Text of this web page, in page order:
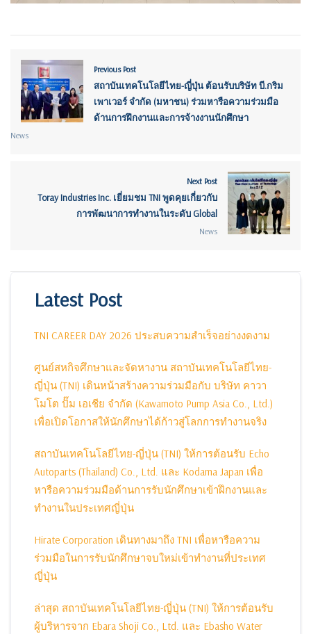
Previous Post
สถาบันเทคโนโลยีไทย-ญี่ปุ่น ต้อนรับบริษัท บี.กริม
เพาเวอร์ จำกัด (มหาชน) ร่วมหารือความร่วมมือ
ด้านการฝึกงานและการจ้างงานนักศึกษา
News
Next Post
Toray Industries Inc. เยี่ยมชม TNI พูดคุยเกี่ยวกับ
การพัฒนาการทำงานในระดับ Global
News
Latest Post
TNI CAREER DAY 2026 ประสบความสำเร็จอย่างงดงาม
ศูนย์สหกิจศึกษาและจัดหางาน สถาบันเทคโนโลยีไทย-
ญี่ปุ่น (TNI) เดินหน้าสร้างความร่วมมือกับ บริษัท คาวา
โมโต ปั๊ม เอเชีย จำกัด (Kawamoto Pump Asia Co., Ltd.)
เพื่อเปิดโอกาสให้นักศึกษาได้ก้าวสู่โลกการทำงานจริง
สถาบันเทคโนโลยีไทย-ญี่ปุ่น (TNI) ให้การต้อนรับ Echo
Autoparts (Thailand) Co., Ltd. และ Kodama Japan เพื่อ
หารือความร่วมมือด้านการรับนักศึกษาเข้าฝึกงานและ
ทำงานในประเทศญี่ปุ่น
Hirate Corporation เดินทางมาถึง TNI เพื่อหารือความ
ร่วมมือในการรับนักศึกษาจบใหม่เข้าทำงานที่ประเทศ
ญี่ปุ่น
ล่าสุด สถาบันเทคโนโลยีไทย-ญี่ปุ่น (TNI) ให้การต้อนรับ
ผู้บริหารจาก Ebara Shoji Co., Ltd. และ Ebasho Water